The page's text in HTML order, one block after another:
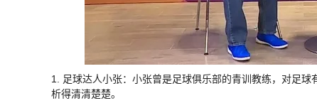
1. 足球达人小张：小张曾是足球俱乐部的青训教练，对足
析得清清楚楚。